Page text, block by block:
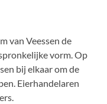
van Veessen de
vorm. Op
bij elkaar om de
Eierhandelaren